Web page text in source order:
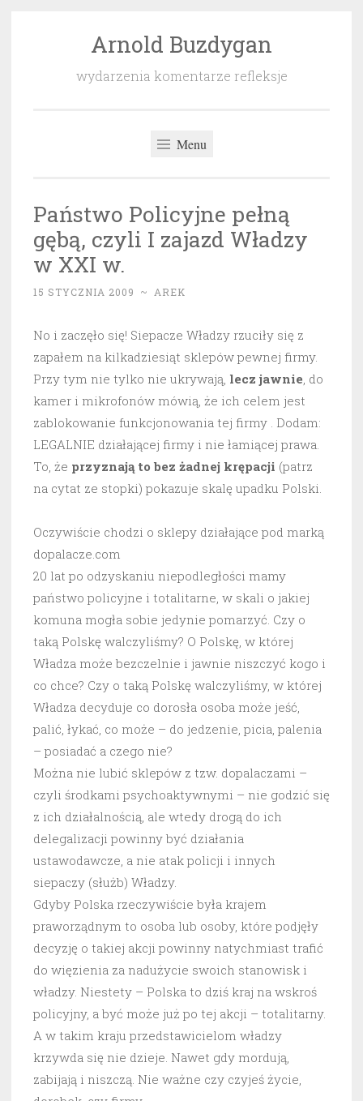
Arnold Buzdygan
wydarzenia komentarze refleksje
Menu
Państwo Policyjne pełną
gębą, czyli I zajazd Władzy
w XXI w.
15 STYCZNIA 2009 ~ AREK
No i zaczęło się! Siepacze Władzy rzuciły się z
zapałem na kilkadziesiąt sklepów pewnej firmy.
Przy tym nie tylko nie ukrywają, lecz jawnie, do
kamer i mikrofonów mówią, że ich celem jest
zablokowanie funkcjonowania tej firmy . Dodam:
LEGALNIE działającej firmy i nie łamiącej prawa.
To, że przyznają to bez żadnej krępacji (patrz
na cytat ze stopki) pokazuje skalę upadku Polski.
Oczywiście chodzi o sklepy działające pod marką
dopalacze.com
20 lat po odzyskaniu niepodległości mamy
państwo policyjne i totalitarne, w skali o jakiej
komuna mogła sobie jedynie pomarzyć. Czy o
taką Polskę walczyliśmy? O Polskę, w której
Władza może bezczelnie i jawnie niszczyć kogo i
co chce? Czy o taką Polskę walczyliśmy, w której
Władza decyduje co dorosła osoba może jeść,
palić, łykać, co może – do jedzenie, picia, palenia
– posiadać a czego nie?
Można nie lubić sklepów z tzw. dopalaczami –
czyli środkami psychoaktywnymi – nie godzić się
z ich działalnością, ale wtedy drogą do ich
delegalizacji powinny być działania
ustawodawcze, a nie atak policji i innych
siepaczy (służb) Władzy.
Gdyby Polska rzeczywiście była krajem
praworządnym to osoba lub osoby, które podjęły
decyzję o takiej akcji powinny natychmiast trafić
do więzienia za nadużycie swoich stanowisk i
władzy. Niestety – Polska to dziś kraj na wskroś
policyjny, a być może już po tej akcji – totalitarny.
A w takim kraju przedstawicielom władzy
krzywda się nie dzieje. Nawet gdy mordują,
zabijają i niszczą. Nie ważne czy czyjeś życie,